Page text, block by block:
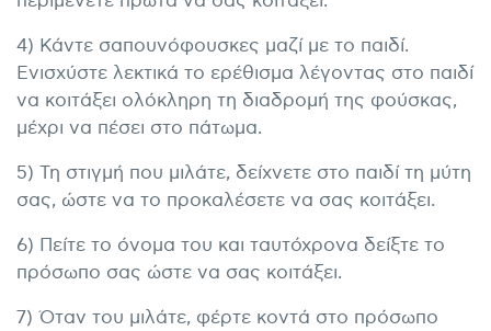
4) Κάντε σαπουνόφουσκες μαζί με το παιδί.
Ενισχύστε λεκτικά το ερέθισμα λέγοντας στο παιδί
να κοιτάξει ολόκληρη τη διαδρομή της φούσκας,
μέχρι να πέσει στο πάτωμα.
5) Τη στιγμή που μιλάτε, δείχνετε στο παιδί τη μύτη
σας, ώστε να το προκαλέσετε να σας κοιτάξει.
6) Πείτε το όνομα του και ταυτόχρονα δείξτε το
πρόσωπο σας ώστε να σας κοιτάξει.
7) Όταν του μιλάτε, φέρτε κοντά στο πρόσωπο